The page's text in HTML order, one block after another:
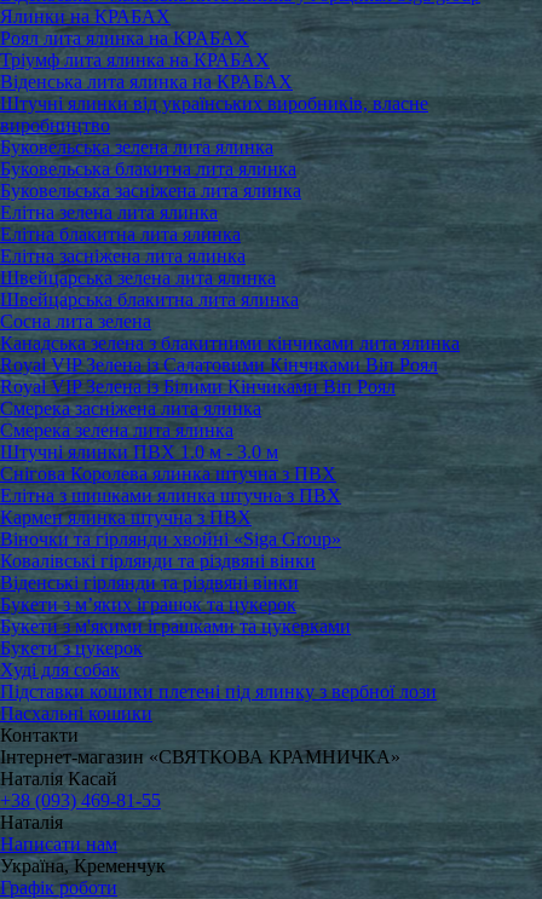
Ялинки на КРАБАХ
Роял лита ялинка на КРАБАХ
Тріумф лита ялинка на КРАБАХ
Віденська лита ялинка на КРАБАХ
Штучні ялинки від українських виробників, власне
виробництво
Буковельська зелена лита ялинка
Буковельська блакитна лита ялинка
Буковельська засніжена лита ялинка
Елітна зелена лита ялинка
Елітна блакитна лита ялинка
Елітна засніжена лита ялинка
Швейцарська зелена лита ялинка
Швейцарська блакитна лита ялинка
Сосна лита зелена
Канадська зелена з блакитними кінчиками лита ялинка
Royal VIP Зелена із Салатовими Кінчиками Віп Роял
Royal VIP Зелена із Білими Кінчиками Віп Роял
Смерека засніжена лита ялинка
Смерека зелена лита ялинка
Штучні ялинки ПВХ 1.0 м - 3.0 м
Снігова Королева ялинка штучна з ПВХ
Елітна з шишками ялинка штучна з ПВХ
Кармен ялинка штучна з ПВХ
Віночки та гірлянди хвойні «Siga Group»
Ковалівські гірлянди та різдвяні вінки
Віденські гірлянди та різдвяні вінки
Букети з м’яких іграшок та цукерок
Букети з м'якими іграшками та цукерками
Букети з цукерок
Худі для собак
Підставки кошики плетені під ялинку з вербної лози
Пасхальні кошики
Контакти
Інтернет-магазин «СВЯТКОВА КРАМНИЧКА»
Наталія Касай
+38 (093) 469-81-55
Наталія
Написати нам
Україна, Кременчук
Графік роботи